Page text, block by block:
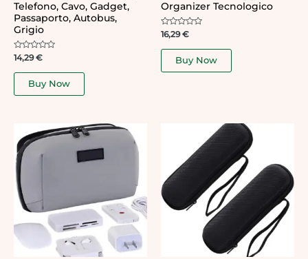
Telefono, Cavo, Gadget,
Passaporto, Autobus,
Grigio
Rated
out
14,29€
Buy Now
Organizer Tecnologico
Rated
out
16,29€
Buy Now